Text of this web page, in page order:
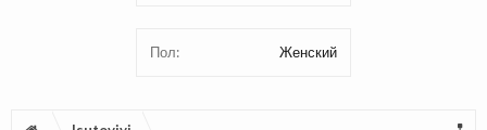
Пол: Женский